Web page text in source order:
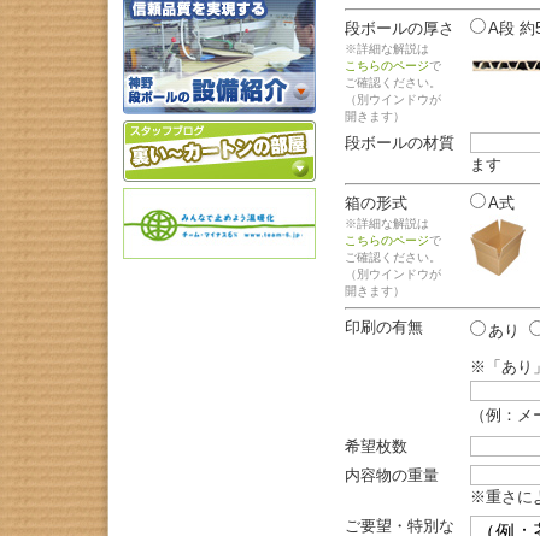
段ボールの厚さ
※詳細な解説は
こちらのページで
ご確認ください。
（別ウインドウが
開きます）
A段 約
段ボールの材質
ます
箱の形式
※詳細な解説は
こちらのページで
ご確認ください。
（別ウインドウが
開きます）
A式
印刷の有無
あり
※「あり
（例：
希望枚数
内容物の重量
※重さに
ご要望・特別な